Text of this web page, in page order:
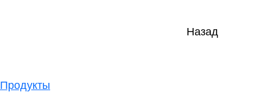
Назад
Продукты